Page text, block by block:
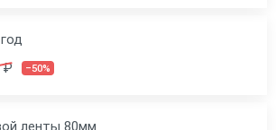
₽ –50%
ленты 80мм